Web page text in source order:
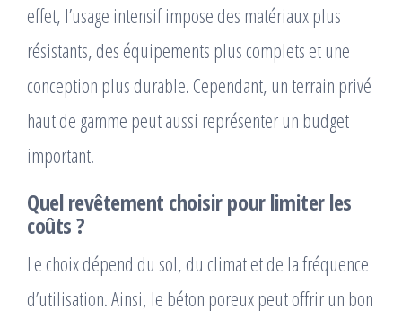
effet, l’usage intensif impose des matériaux plus
résistants, des équipements plus complets et une
conception plus durable. Cependant, un terrain privé
haut de gamme peut aussi représenter un budget
important.
Quel revêtement choisir pour limiter les
coûts ?
Le choix dépend du sol, du climat et de la fréquence
d’utilisation. Ainsi, le béton poreux peut offrir un bon